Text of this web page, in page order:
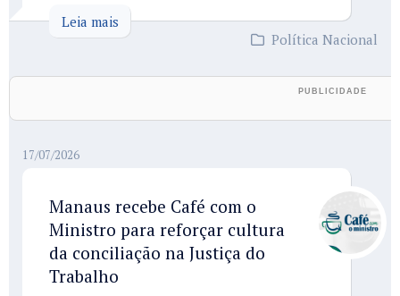
Leia mais
Política Nacional
17/07/2026
Manaus recebe Café com o
Ministro para reforçar cultura
da conciliação na Justiça do
Trabalho